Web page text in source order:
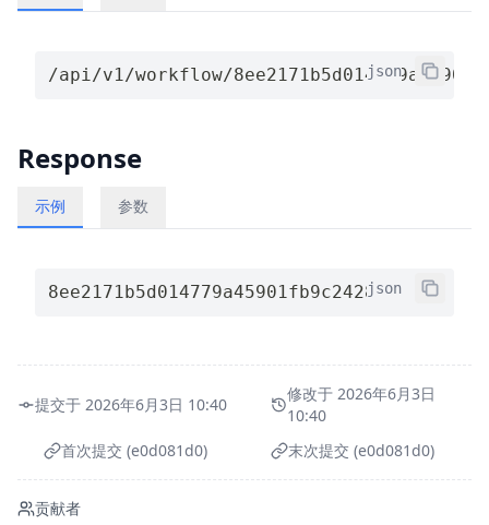
json
/api/v1/workflow/
Response
示例 参数
json
8ee2171b5d014779a45901fb9c2428c9
提交于 2026年6月3日 10:40
修改于 2026年6月3日
10:40
首次提交 (e0d081d0)
末次提交 (e0d081d0)
贡献者